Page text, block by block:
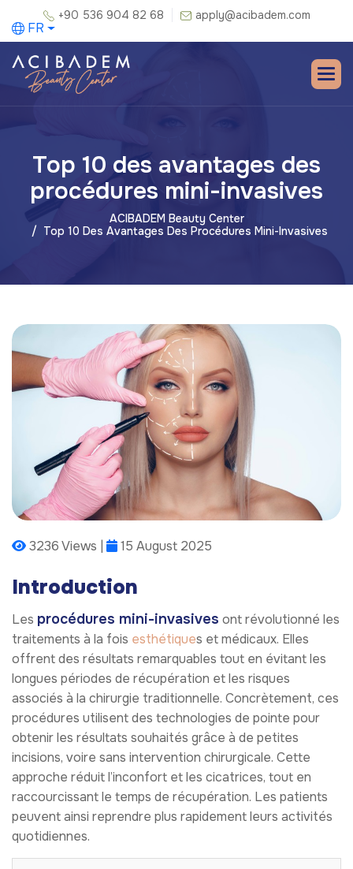
+90 536 904 82 68 apply@acibadem.com
FR
Top 10 des avantages des
procédures mini-invasives
ACIBADEM Beauty Center
Top 10 Des Avantages Des Procédures Mini-Invasives
3236 Views | 15 August 2025
Introduction
Les procédures mini-invasives ont révolutionné les
traitements à la fois esthétiques et médicaux. Elles
offrent des résultats remarquables tout en évitant les
longues périodes de récupération et les risques
associés à la chirurgie traditionnelle. Concrètement, ces
procédures utilisent des technologies de pointe pour
obtenir les résultats souhaités grâce à de petites
incisions, voire sans intervention chirurgicale. Cette
approche réduit l’inconfort et les cicatrices, tout en
raccourcissant le temps de récupération. Les patients
peuvent ainsi reprendre plus rapidement leurs activités
quotidiennes.